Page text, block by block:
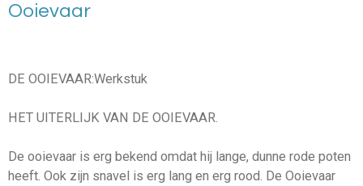
Ooievaar
DE OOIEVAAR:Werkstuk
HET UITERLIJK VAN DE OOIEVAAR.
De ooievaar is erg bekend omdat hij lange, dunne rode poten
heeft. Ook zijn snavel is erg lang en erg rood. De Ooievaar